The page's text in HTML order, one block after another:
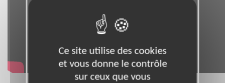
Ce site utilise des cookies
et vous donne le contrôle
sur ceux que vous